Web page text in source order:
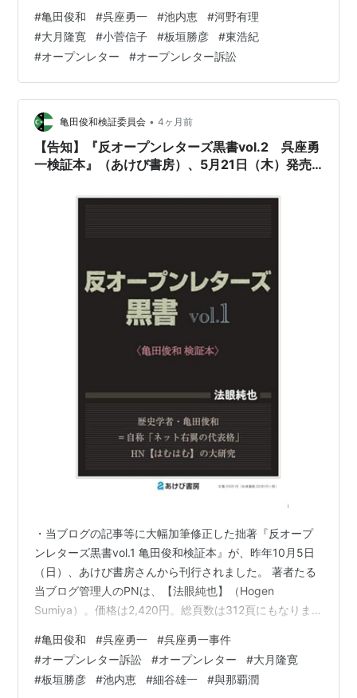
黒書vol.1 亀田俊和検証本 作者:法眼純也 あけび書房
Amazon 恐縮ながら、拙著の書籍版は自費出版のため、
少部数であり、ご所望であれば……版元のあけび書房さん
の公式HPの他、Amazon、楽天ブックス、丸善ジュンク
堂書店等でお早めに…
#亀田俊和 #呉座勇一 #池内恵 #河野有理
#大月隆寛 #小菅信子 #板垣勝彦 #東浩紀
#オープンレター #オープンレター訴訟
亀田俊和検証委員会 • 4ヶ月前
【告知】『反オープンレターズ黒書vol.2 呉座勇
一検証本』（あけび書房）、5月21日（木）発売
・当ブログの記事等に大幅加筆修正した拙著『反オープ
ンレターズ黒書vol.1 亀田俊和検証本』が、昨年10月5日
（日）、あけび書房さんから刊行されました。 著者たる
当ブログ管理人のPNは、【法眼純也】（Hogen
Sumiya）。価格は2,420円。総頁数は312頁にもなりま
黒書vol.1 亀田俊和検証本 作者:法眼純也 あけび書房
Amazon 恐縮ながら、拙著の書籍版は自費出版のため、
少部数であり、ご所望であれば……版元のあけび書房さん
#亀田俊和 #呉座勇一 #呉座勇一事件
#オープンレター訴訟 #オープンレター #大月隆寛
#板垣勝彦 #池内恵 #細谷雄一 #與那覇潤